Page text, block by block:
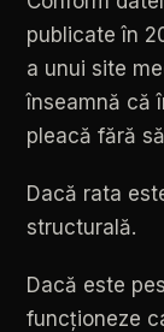
publicate în
a unui site
înseamnă că
pleacă fără să
Dacă rata
structurală.
Dacă este
funcționeze